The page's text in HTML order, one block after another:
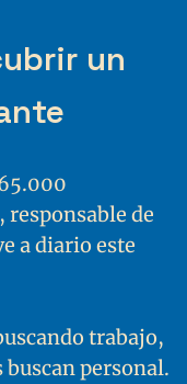
un
de
a diario este
trabajo,
personal.